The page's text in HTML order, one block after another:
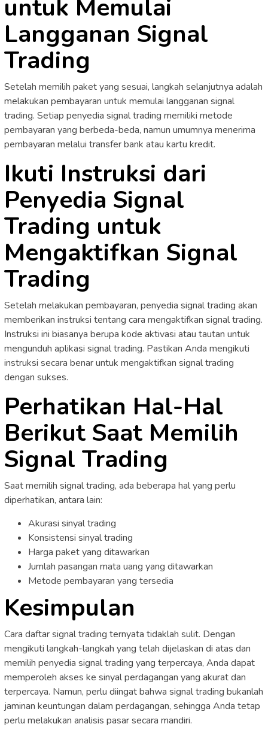
untuk Memulai
Langganan Signal
Trading
Setelah memilih paket yang sesuai, langkah selanjutnya adalah
melakukan pembayaran untuk memulai langganan signal
trading. Setiap penyedia signal trading memiliki metode
pembayaran yang berbeda-beda, namun umumnya menerima
pembayaran melalui transfer bank atau kartu kredit.
Ikuti Instruksi dari
Penyedia Signal
Trading untuk
Mengaktifkan Signal
Trading
Setelah melakukan pembayaran, penyedia signal trading akan
memberikan instruksi tentang cara mengaktifkan signal trading.
Instruksi ini biasanya berupa kode aktivasi atau tautan untuk
mengunduh aplikasi signal trading. Pastikan Anda mengikuti
instruksi secara benar untuk mengaktifkan signal trading
dengan sukses.
Perhatikan Hal-Hal
Berikut Saat Memilih
Signal Trading
Saat memilih signal trading, ada beberapa hal yang perlu
diperhatikan, antara lain:
Akurasi sinyal trading
Konsistensi sinyal trading
Harga paket yang ditawarkan
Jumlah pasangan mata uang yang ditawarkan
Metode pembayaran yang tersedia
Kesimpulan
Cara daftar signal trading ternyata tidaklah sulit. Dengan
mengikuti langkah-langkah yang telah dijelaskan di atas dan
memilih penyedia signal trading yang terpercaya, Anda dapat
memperoleh akses ke sinyal perdagangan yang akurat dan
terpercaya. Namun, perlu diingat bahwa signal trading bukanlah
jaminan keuntungan dalam perdagangan, sehingga Anda tetap
perlu melakukan analisis pasar secara mandiri.